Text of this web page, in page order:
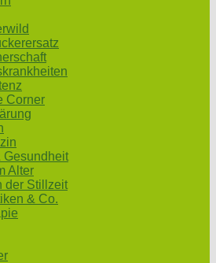
Corner
Gesundheit
Alter
der Stillzeit
& Co.